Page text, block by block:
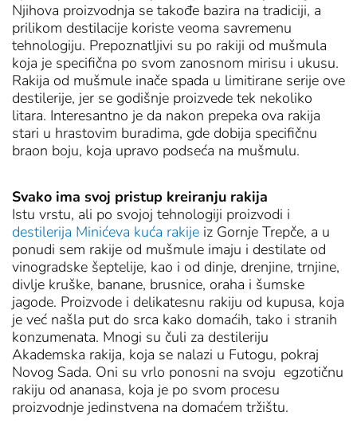
Njihova proizvodnja se takođe bazira na tradiciji, a
prilikom destilacije koriste veoma savremenu
tehnologiju. Prepoznatljivi su po rakiji od mušmula
koja je specifična po svom zanosnom mirisu i ukusu.
Rakija od mušmule inače spada u limitirane serije ove
destilerije, jer se godišnje proizvede tek nekoliko
litara. Interesantno je da nakon prepeka ova rakija
stari u hrastovim buradima, gde dobija specifičnu
braon boju, koja upravo podseća na mušmulu.
Svako ima svoj pristup kreiranju rakija
Istu vrstu, ali po svojoj tehnologiji proizvodi i
destilerija Minićeva kuća rakije iz Gornje Trepče, a u
ponudi sem rakije od mušmule imaju i destilate od
vinogradske šeptelije, kao i od dinje, drenjine, trnjine,
divlje kruške, banane, brusnice, oraha i šumske
jagode. Proizvode i delikatesnu rakiju od kupusa, koja
je već našla put do srca kako domaćih, tako i stranih
konzumenata. Mnogi su čuli za destileriju
Akademska rakija, koja se nalazi u Futogu, pokraj
Novog Sada. Oni su vrlo ponosni na svoju egzotičnu
rakiju od ananasa, koja je po svom procesu
proizvodnje jedinstvena na domaćem tržištu.